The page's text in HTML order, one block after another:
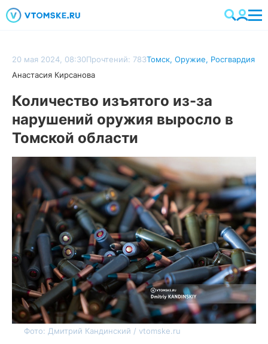
20 мая 2024, 08:30Прочтений: 783Томск, Оружие, Росгвардия
Анастасия Кирсанова
Количество изъятого из-за
нарушений оружия выросло в
Томской области
Фото: Дмитрий Кандинский / vtomske.ru